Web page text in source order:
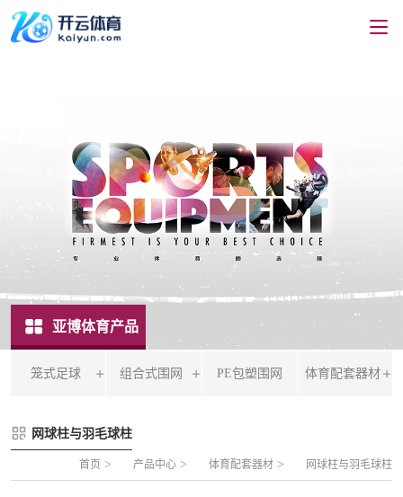
亚博体育产品
笼式足球
FLZ-B 夹芯板笼式足球
FLZ-C 半格栅笼式足球
组合式围网
方管组合式围网
片装组合式围网
PE包塑围网 体育配套器材
网球柱与羽毛球柱
首页 > 产品中心 > 体育配套器材 > 网球柱与羽毛球柱